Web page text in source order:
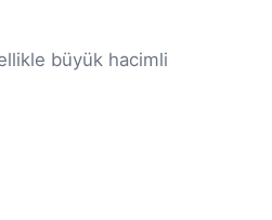
büyük hacimli